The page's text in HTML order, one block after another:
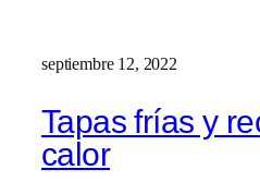
septiembre 12, 2022
Tapas frías y
calor